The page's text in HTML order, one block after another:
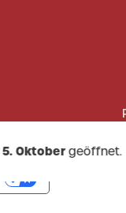
5. Oktobergeöffnet.